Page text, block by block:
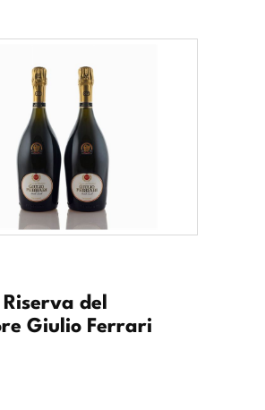
del
Giulio Ferrari